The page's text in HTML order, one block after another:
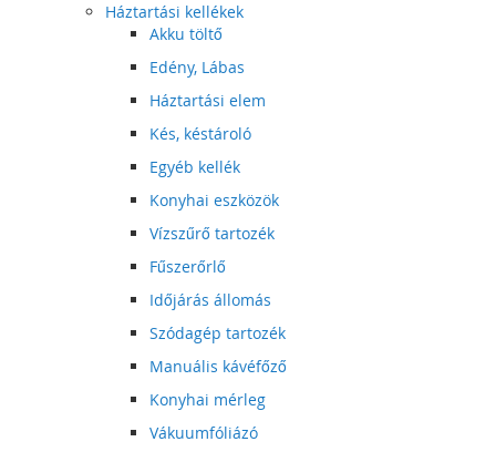
Háztartási kellékek
Akku töltő
Edény, Lábas
Háztartási elem
Kés, késtároló
Egyéb kellék
Konyhai eszközök
Vízszűrő tartozék
Fűszerőrlő
Időjárás állomás
Szódagép tartozék
Manuális kávéfőző
Konyhai mérleg
Vákuumfóliázó